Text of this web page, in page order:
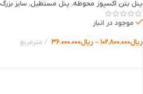
پنل بتن اکسپوز محوطه, پنل مستطیل, سایز بزرگ
موجود در انبار
ریال۱۰۲.۸۰۰.۰۰۰ – ریال۳۶.۰۰۰.۰۰۰ مترمربع